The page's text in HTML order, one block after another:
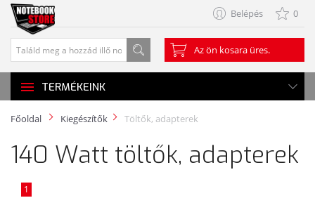
Belépés 0
Az ön kosara üres.
TERMÉKEINK
Főoldal Kiegészítők Töltők, adapterek
140 Watt töltők, adapterek
1